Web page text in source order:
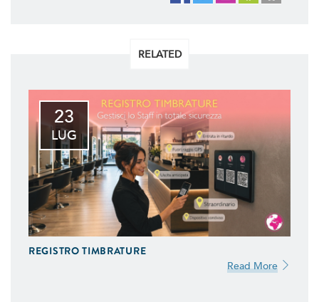
RELATED
23
LUG
REGISTRO TIMBRATURE
Read More